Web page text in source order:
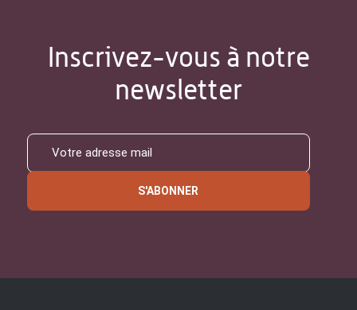
Inscrivez-vous à notre
newsletter
S'ABONNER